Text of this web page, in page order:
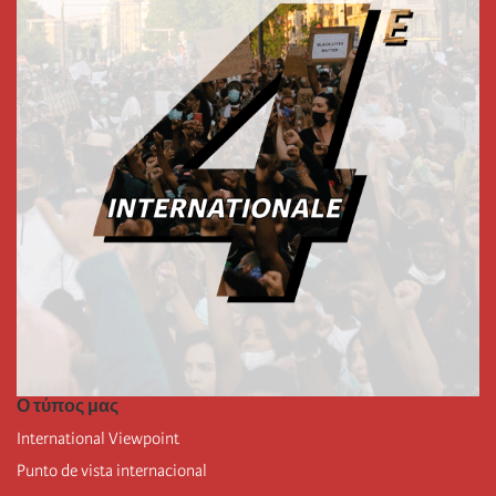
Ο τύπος μας
International Viewpoint
Punto de vista internacional